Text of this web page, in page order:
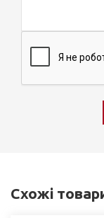
Схожі